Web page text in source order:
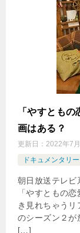
「やすとも
画はある？
更新日： 2022年7
ドキュメンタリー
朝日放送テレビ
「やすともの
き見れちゃう
のシーズン２が
[…]